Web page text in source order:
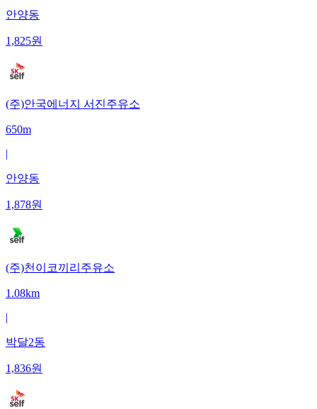
안양동
1,825원
(주)안국에너지 서진주유소
650m
|
안양동
1,878원
(주)천이코끼리주유소
1.08km
|
박달2동
1,836원